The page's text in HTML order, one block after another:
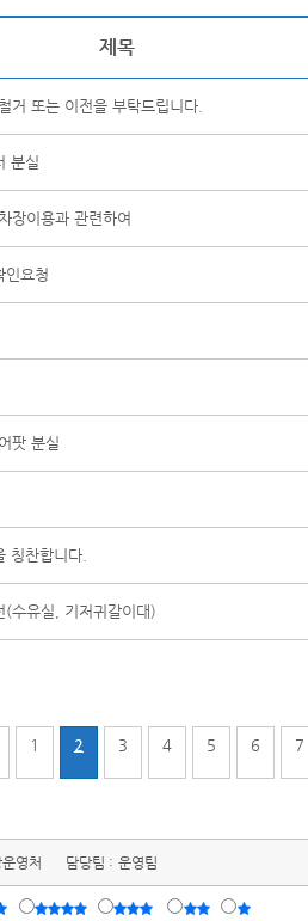
제목
거 또는 이전을 부탁드립니다.
분실
장이용과 관련하여
인요청
팟 분실
칭찬합니다.
(수유실, 기저귀갈이대)
1 2 3 4 5 6 7
영처 담당팀 : 운영팀